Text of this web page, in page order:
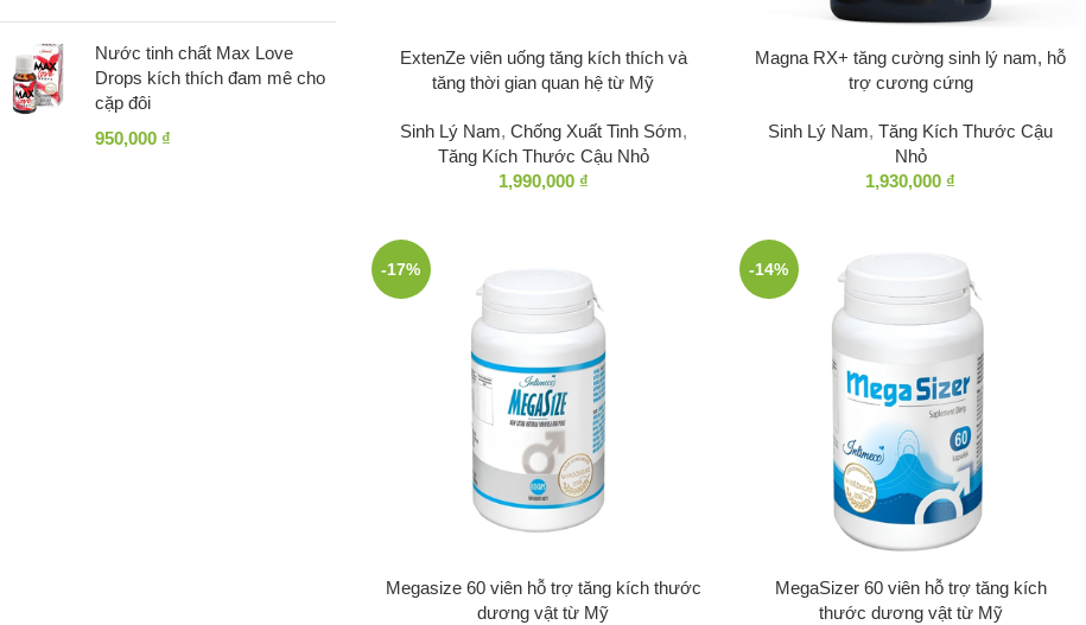
Nước tinh chất Max Love
Drops kích thích đam mê cho
cặp đôi
950,000 ₫
ExtenZe viên uống tăng kích thích và
tăng thời gian quan hệ từ Mỹ
Sinh Lý Nam, Chống Xuất Tinh Sớm,
Tăng Kích Thước Cậu Nhỏ
1,990,000 ₫
Magna RX+ tăng cường sinh lý nam, hỗ
trợ cương cứng
Sinh Lý Nam,Tăng Kích Thước Cậu
Nhỏ
1,930,000 ₫
-17%
Megasize 60 viên hỗ trợ tăng kích thước
dương vật từ Mỹ
-14%
MegaSizer 60 viên hỗ trợ tăng kích
thước dương vật từ Mỹ